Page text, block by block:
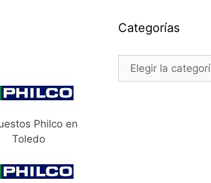
Philco en
Toledo
Categorías
Categorías